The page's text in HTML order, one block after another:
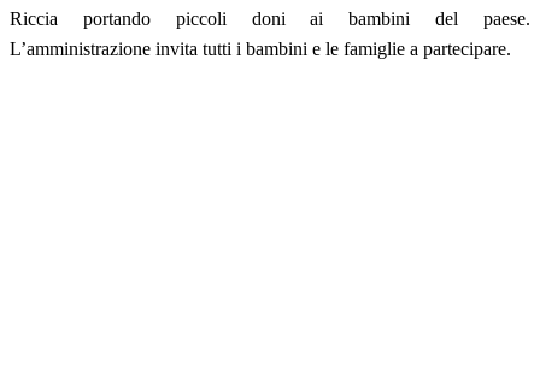
Riccia portando piccoli doni ai bambini del paese.
L’amministrazione invita tutti i bambini e le famiglie a partecipare.